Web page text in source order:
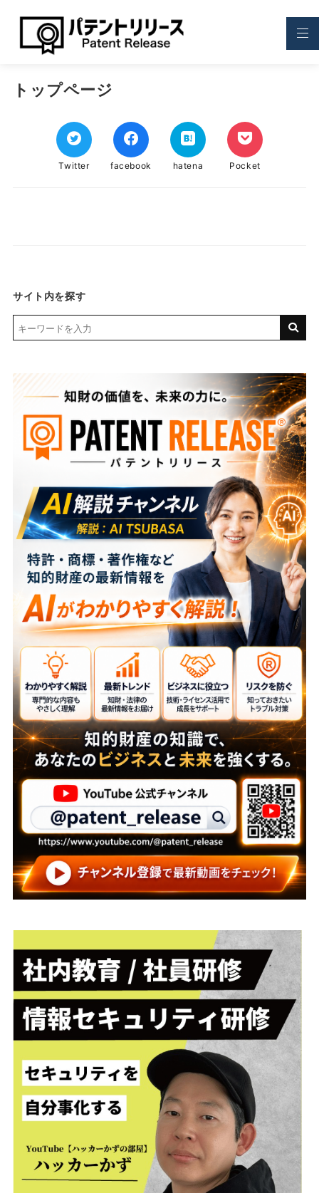
トップページ
Twitter facebook hatena Pocket
サイト内を探す